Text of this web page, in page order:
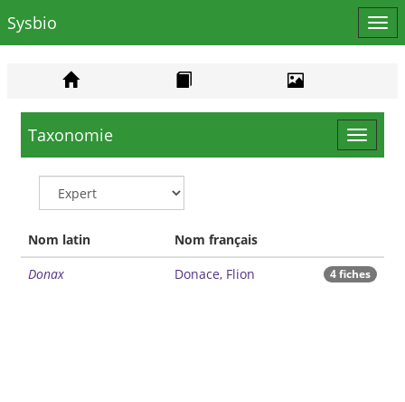
le
Sysbio
Toggle
Taxonomie
Nom latin
Nom français
Donax
Donace, Flion 4 fiches